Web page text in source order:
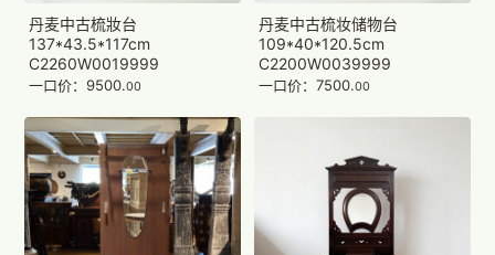
丹麦中古梳妝台
137*43.5*117cm
C2260W0019999
一口价：9500.00
丹麦中古梳妆储物台
109*40*120.5cm
C2200W0039999
一口价：7500.00